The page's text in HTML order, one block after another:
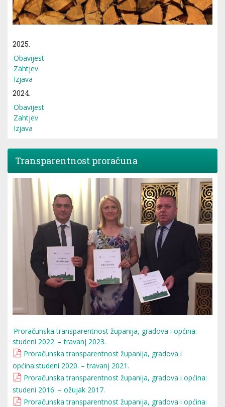
2025.
Obavijest
Zahtjev
Izjava
2024.
Obavijest
Zahtjev
Izjava
Transparentnost proračuna
Proračunska transparentnost županija, gradova i općina:
studeni 2022. – travanj 2023.
Proračunska transparentnost županija, gradova i
općina:studeni 2020. – travanj 2021.
Proračunska transparentnost županija, gradova i općina:
studeni 2016. – ožujak 2017.
Proračunska transparentnost županija, gradova i općina: